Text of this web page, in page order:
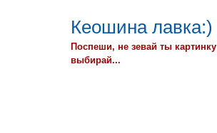
Кеошина лавка:)
Поспеши, не зевай ты картинку
выбирай...